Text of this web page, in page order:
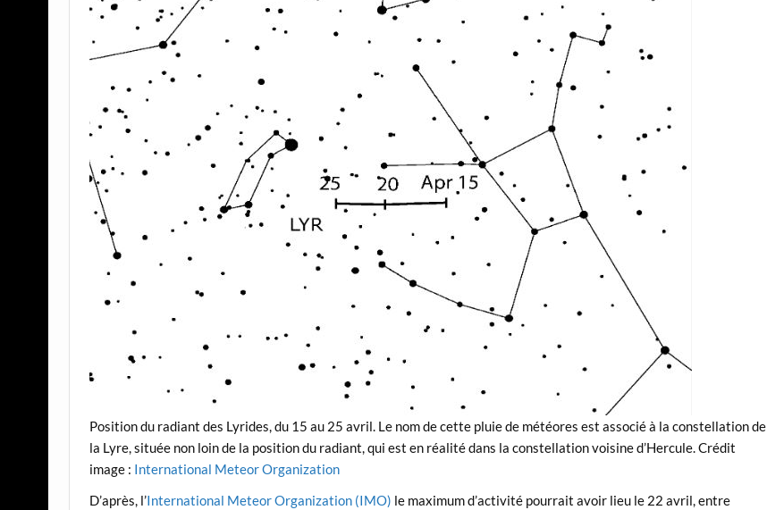
Position du radiant des Lyrides, du 15 au 25 avril. Le nom de cette pluie de météores est associé à la constellation de
la Lyre, située non loin de la position du radiant, qui est en réalité dans la constellation voisine d’Hercule. Crédit
image : International Meteor Organization
D’après, l’International Meteor Organization (IMO) le maximum d’activité pourrait avoir lieu le 22 avril, entre